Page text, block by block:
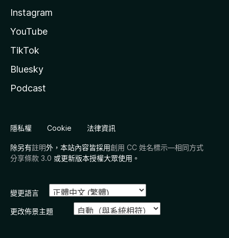
Instagram
YouTube
TikTok
Bluesky
Podcast
隱私權 Cookie 法律資訊
除另有註明外，本站內容皆採用創用 CC 姓名標示—相同方式
分享條款 3.0 或更新版本授權大眾使用。
變更語言
更改佈景主題